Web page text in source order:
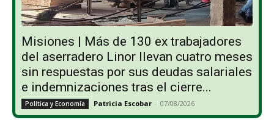
Misiones | Más de 130 ex trabajadores
del aserradero Linor llevan cuatro meses
sin respuestas por sus deudas salariales
e indemnizaciones tras el cierre...
Política y Economía Patricia Escobar - 07/08/2026